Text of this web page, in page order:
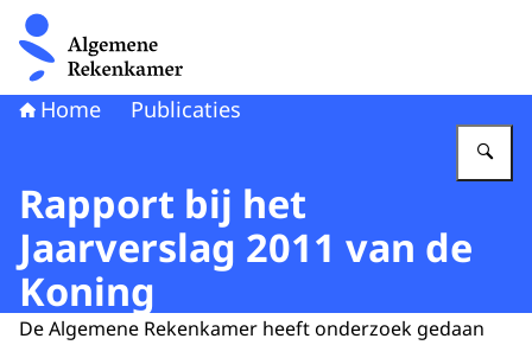
Naar de homepage van Algemene Rekenkamer
Home Publicaties
Rapport bij het
Jaarverslag 2011 van de
Koning
De Algemene Rekenkamer heeft onderzoek gedaan